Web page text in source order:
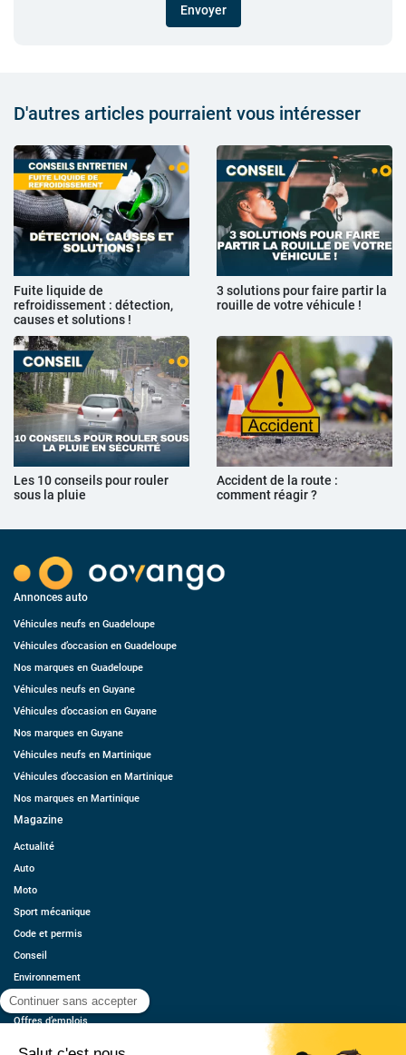
Envoyer
D'autres articles pourraient vous intéresser
Fuite liquide de
refroidissement : détection,
causes et solutions !
3 solutions pour faire partir la
rouille de votre véhicule !
Les 10 conseils pour rouler
sous la pluie
Accident de la route :
comment réagir ?
Annonces auto
Véhicules neufs en Guadeloupe
Véhicules d’occasion en Guadeloupe
Nos marques en Guadeloupe
Véhicules neufs en Guyane
Véhicules d’occasion en Guyane
Nos marques en Guyane
Véhicules neufs en Martinique
Véhicules d’occasion en Martinique
Nos marques en Martinique
Magazine
Actualité
Auto
Moto
Sport mécanique
Code et permis
Conseil
Environnement
Économie
Offres d’emplois